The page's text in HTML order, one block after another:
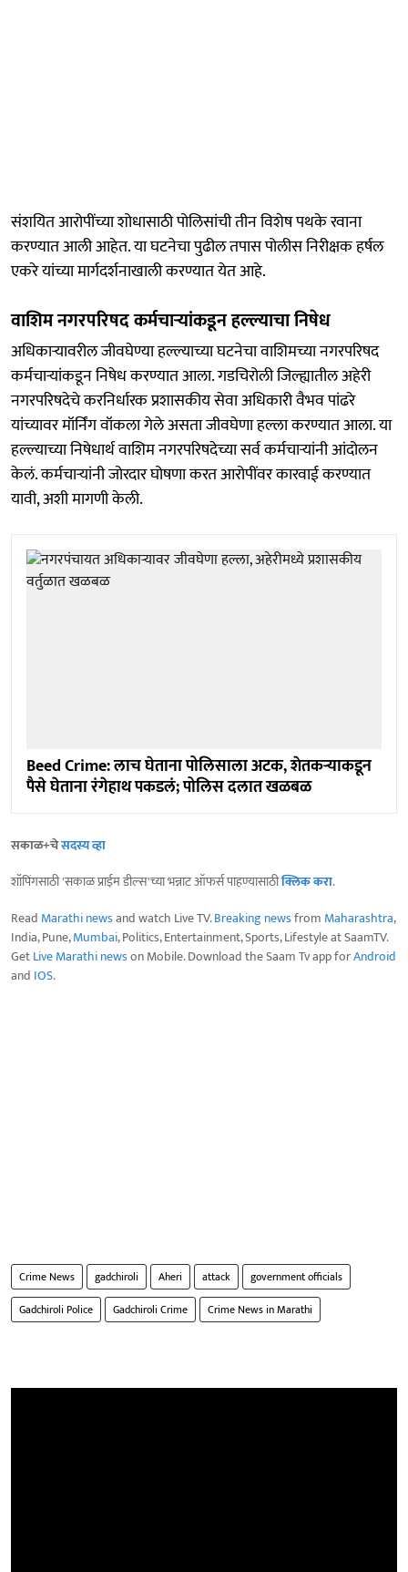
संशयित आरोपींच्या शोधासाठी पोलिसांची तीन विशेष पथके रवाना
करण्यात आली आहेत. या घटनेचा पुढील तपास पोलीस निरीक्षक हर्षल
एकरे यांच्या मार्गदर्शनाखाली करण्यात येत आहे.
वाशिम नगरपरिषद कर्मचाऱ्यांकडून हल्ल्याचा निषेध
अधिकाऱ्यावरील जीवघेण्या हल्ल्याच्या घटनेचा वाशिमच्या नगरपरिषद
कर्मचाऱ्यांकडून निषेध करण्यात आला. गडचिरोली जिल्ह्यातील अहेरी
नगरपरिषदेचे करनिर्धारक प्रशासकीय सेवा अधिकारी वैभव पांढरे
यांच्यावर मॉर्निंग वॉकला गेले असता जीवघेणा हल्ला करण्यात आला. या
हल्ल्याच्या निषेधार्थ वाशिम नगरपरिषदेच्या सर्व कर्मचाऱ्यांनी आंदोलन
केलं. कर्मचाऱ्यांनी जोरदार घोषणा करत आरोपींवर कारवाई करण्यात
यावी, अशी मागणी केली.
Beed Crime: लाच घेताना पोलिसाला अटक, शेतकऱ्याकडून
पैसे घेताना रंगेहाथ पकडलं; पोलिस दलात खळबळ
सकाळ+चेसदस्य व्हा
शॉपिंगसाठी 'सकाळ प्राईम डील्स'च्या भन्नाट ऑफर्स पाहण्यासाठीक्लिक करा.
Read Marathi newsand watch Live TV.Breaking newsfrom Maharashtra,
India, Pune,Mumbai, Politics, Entertainment, Sports, Lifestyle at SaamTV.
GetLive Marathi newson Mobile. Download the Saam Tv app forAndroid
and IOS.
Crime News gadchiroli Aheri attack
government officials
Gadchiroli Police
Gadchiroli Crime Crime News in Marathi